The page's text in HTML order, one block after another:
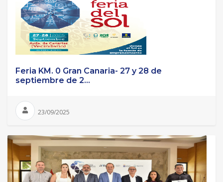
Feria KM. 0 Gran Canaria- 27 y 28 de
septiembre de 2...
23/09/2025